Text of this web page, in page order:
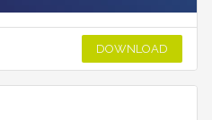
DOWNLOAD